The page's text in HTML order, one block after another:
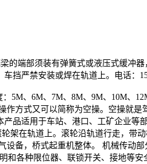
的端部须装有弹簧式或液压式缓冲
挡严禁安装或焊在轨道上。电话：
5M、6M、7M、8M、9M、10M、
方式又可以简称为空操。空操就
品适用于车站、港口、工矿企业
在轨道上。滚轮沿轨道行走，带
备，桥式起重机整体。 机械传动
各种限位器、联锁开关、接地等安